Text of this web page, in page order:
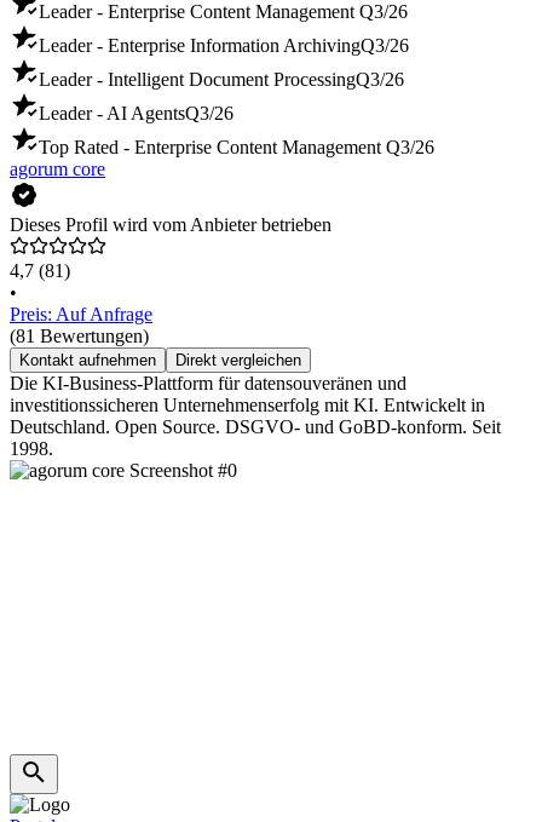
Leader - Enterprise Content Management Q3/26
Leader - Enterprise Information ArchivingQ3/26
Leader - Intelligent Document ProcessingQ3/26
Leader - AI AgentsQ3/26
Top Rated - Enterprise Content Management Q3/26
agorum core
Dieses Profil wird vom Anbieter betrieben
4,7 (81)
•
Preis: Auf Anfrage
(81 Bewertungen)
Kontakt aufnehmen Direkt vergleichen
Die KI-Business-Plattform für datensouveränen und
investitionssicheren Unternehmenserfolg mit KI. Entwickelt in
Deutschland. Open Source. DSGVO- und GoBD-konform. Seit
1998.